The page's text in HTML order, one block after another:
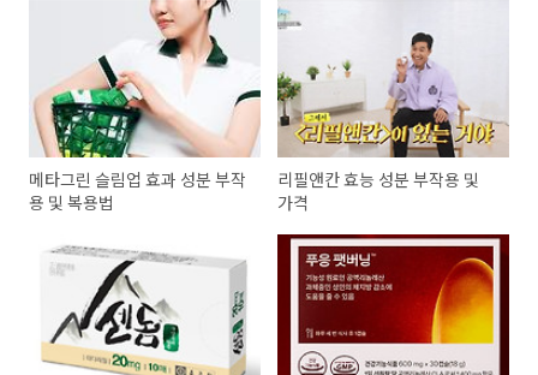
메타그린 슬림업 효과 성분 부작
용 및 복용법
리필앤칸 효능 성분 부작용 및
가격